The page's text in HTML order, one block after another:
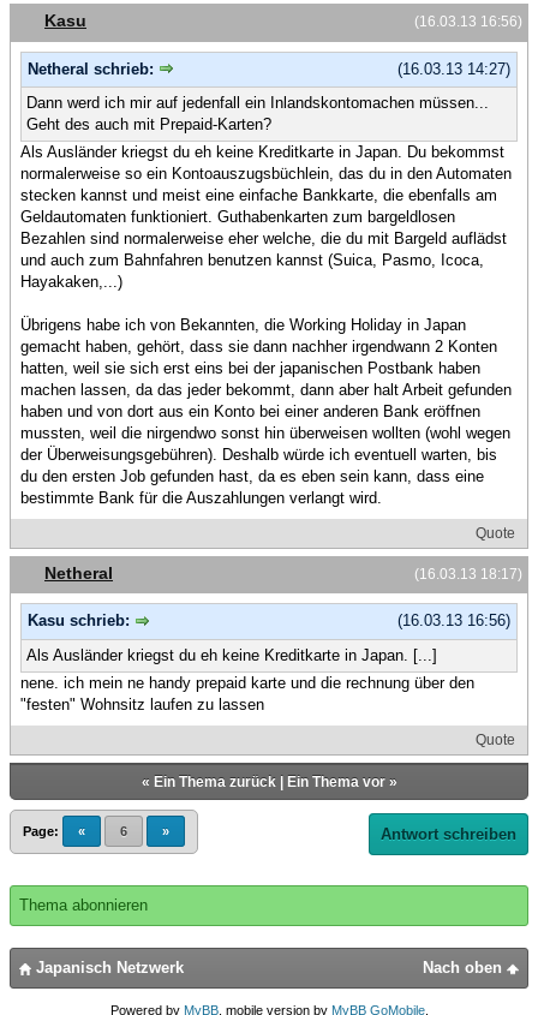
(16.03.13 16:56)
Kasu
(16.03.13 14:27)
Netheral schrieb:
Dann werd ich mir auf jedenfall ein Inlandskontomachen müssen...
Geht des auch mit Prepaid-Karten?
Als Ausländer kriegst du eh keine Kreditkarte in Japan. Du bekommst
normalerweise so ein Kontoauszugsbüchlein, das du in den Automaten
stecken kannst und meist eine einfache Bankkarte, die ebenfalls am
Geldautomaten funktioniert. Guthabenkarten zum bargeldlosen
Bezahlen sind normalerweise eher welche, die du mit Bargeld auflädst
und auch zum Bahnfahren benutzen kannst (Suica, Pasmo, Icoca,
Hayakaken,...)
Übrigens habe ich von Bekannten, die Working Holiday in Japan
gemacht haben, gehört, dass sie dann nachher irgendwann 2 Konten
hatten, weil sie sich erst eins bei der japanischen Postbank haben
machen lassen, da das jeder bekommt, dann aber halt Arbeit gefunden
haben und von dort aus ein Konto bei einer anderen Bank eröffnen
mussten, weil die nirgendwo sonst hin überweisen wollten (wohl wegen
der Überweisungsgebühren). Deshalb würde ich eventuell warten, bis
du den ersten Job gefunden hast, da es eben sein kann, dass eine
bestimmte Bank für die Auszahlungen verlangt wird.
Quote
(16.03.13 18:17)
Netheral
(16.03.13 16:56)
Kasu schrieb:
Als Ausländer kriegst du eh keine Kreditkarte in Japan. [...]
nene. ich mein ne handy prepaid karte und die rechnung über den
"festen" Wohnsitz laufen zu lassen
Quote
« Ein Thema zurück| Ein Thema vor»
Page: « 6 » Antwort schreiben
Thema abonnieren
Nach oben
Japanisch Netzwerk
Powered by MyBB, mobile version by MyBB GoMobile.